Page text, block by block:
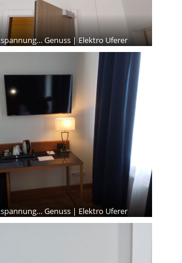
Genuss | Elektro Uferer
Genuss | Elektro Uferer